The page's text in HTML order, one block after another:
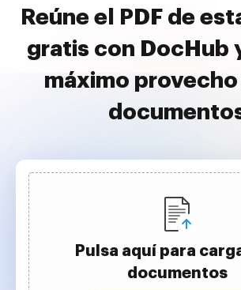
Reúne el PDF de
gratis con DocHub
máximo
Pulsa aquí para
documentos